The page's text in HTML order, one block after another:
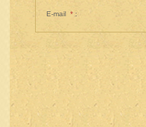
E-mail * :